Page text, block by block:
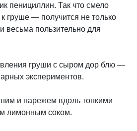
пенициллин. Так что смело
груше — получится не только
весьма пользительно для
груши с сыром дор блю —
экспериментов.
и нарежем вдоль тонкими
лимонным соком.